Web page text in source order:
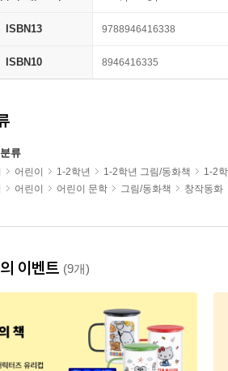
ISBN13 9788946416338
ISBN10 8946416335
류
어린이 1-2학년 1-2학년 그림/동화책
1-2
어린이 어린이 문학 그림/동화책 창작동화
이벤트 (9개)